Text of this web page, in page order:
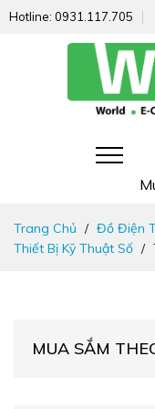
Hotline: 0931.117.705
nhanh
đến
Trang Chủ
Đồ Điện
Thiết Bị Kỹ Thuật Số
MUA SẮM